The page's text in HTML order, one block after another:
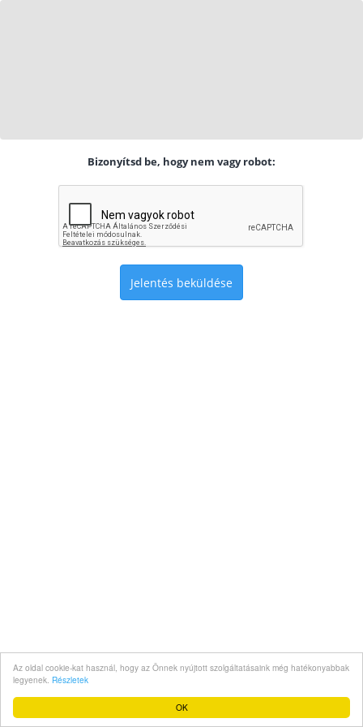
OK
Az oldal cookie-kat használ, hogy az Önnek nyújtott szolgáltatásaink még hatékonyabbak
legyenek. Részletek
Bizonyítsd be, hogy nem vagy robot:
Jelentés beküldése